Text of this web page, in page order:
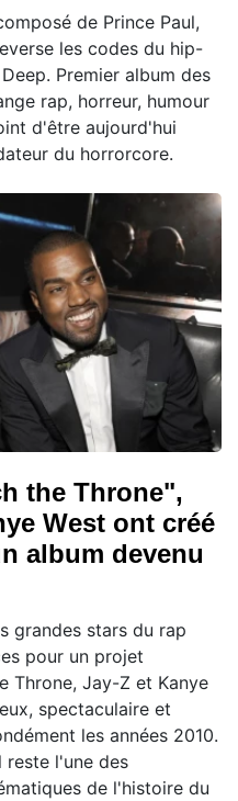
de Prince Paul,
les codes du hip-
Premier album des
rap, horreur, humour
d'être aujourd'hui
du horrorcore.
the Throne",
West ont créé
album devenu
grandes stars du rap
pour un projet
Throne, Jay-Z et Kanye
spectaculaire et
les années 2010.
reste l'une des
de l'histoire du